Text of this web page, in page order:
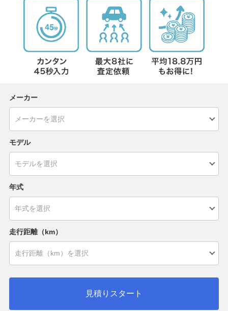
メーカー
モデル
年式
走行距離（km）
見積りスタート